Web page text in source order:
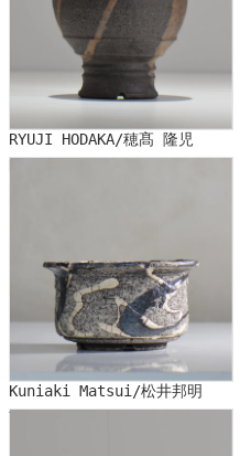
RYUJI HODAKA/穂髙 隆児
Kuniaki Matsui/松井邦明
YATAGARASU/Yatagarasu